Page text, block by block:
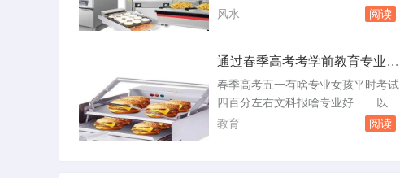
的，小的接缝太多的。颜色方面...
位置以外，还不宜设在接近大门入口
上的风水禁忌外，亦犯了门冲煞，导
致宅运不好。住宅所住之人财运也较
差；卫生间不宜在走廊的尽头，因为
建筑成本的关系，城市。解析单身公
风水 阅读
通过春季高考考学前教育专业的
本科好考吗学前教育的就业方向
学前
春季高考五一有啥专业女孩平时考试
四百分左右文科报啥专业好 以下
是一些适合文科女生且就业前景较好
教育 阅读